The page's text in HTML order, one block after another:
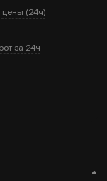
(24ч)
за 24ч